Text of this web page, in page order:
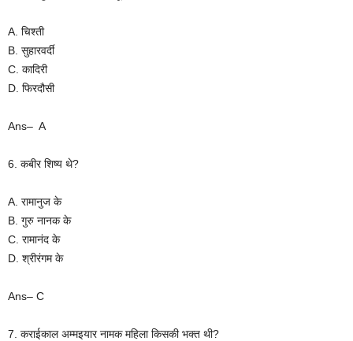
A. चिश्ती
B. सुहारवर्दी
C. कादिरी
D. फिरदौसी
Ans– A
6. कबीर शिष्य थे?
A. रामानुज के
B. गुरु नानक के
C. रामानंद के
D. श्रीरंगम के
Ans– C
7. कराईकाल अम्मइयार नामक महिला किसकी भक्त थी?